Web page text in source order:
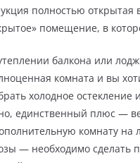
полностью
помещение, в
балкона или
комната и вы
холодное остекление
единственный плюс —
комнату
— необходимо сделать